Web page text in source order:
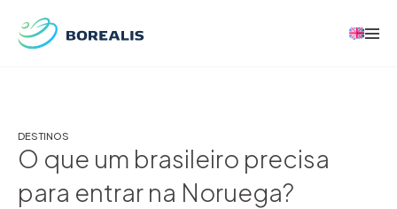
DESTINOS
O que um brasileiro precisa
para entrar na Noruega?